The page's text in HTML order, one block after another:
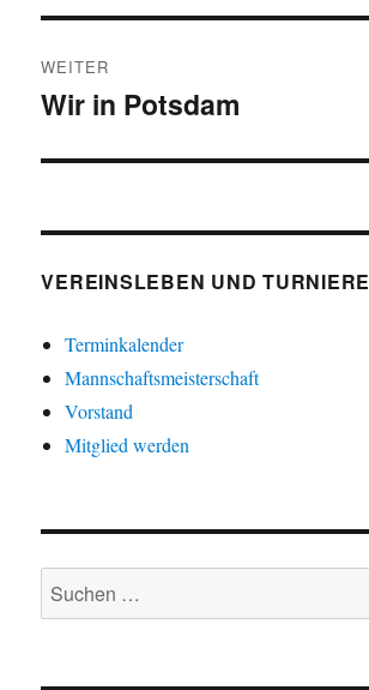
WEITER
Nächster
Wir in Potsdam
VEREINSLEBEN UND TURNIERE
Terminkalender
Mannschaftsmeisterschaft
Vorstand
Mitglied werden
Suche
nach: